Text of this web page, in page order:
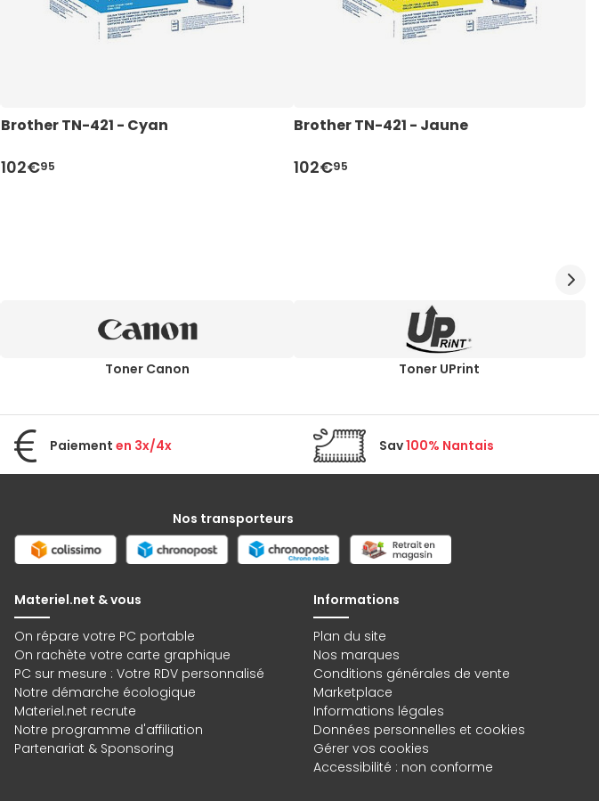
Brother TN-421 - Cyan
102€95
Brother TN-421 - Jaune
102€95
Toner Canon Toner UPrint
Paiement en 3x/4x Sav100% Nantais
Nos transporteurs
Materiel.net & vous
On répare votre PC portable
On rachète votre carte graphique
PC sur mesure : Votre RDV personnalisé
Notre démarche écologique
Materiel.net recrute
Notre programme d'affiliation
Partenariat & Sponsoring
Informations
Plan du site
Nos marques
Conditions générales de vente
Marketplace
Informations légales
Données personnelles et cookies
Gérer vos cookies
Accessibilité : non conforme